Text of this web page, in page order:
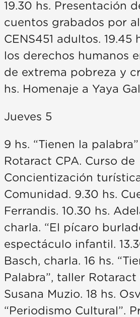
19.30 hs. Presentación
cuentos grabados por
CENS451 adultos. 19.45
los derechos humanos
de extrema pobreza y
hs. Homenaje a Yaya
Jueves 5
9 hs. “Tienen la
Rotaract CPA. Curso de
Concientización
Comunidad. 9.30 hs.
Ferrandis. 10.30 hs.
charla. “El pícaro
espectáculo infantil.
Basch, charla. 16 hs.
Palabra”, taller Rotaract
Susana Muzio. 18 hs.
“Periodismo Cultural”.